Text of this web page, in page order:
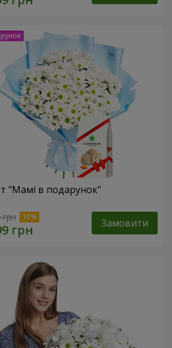
"Мамі в подарунок"
грн Замовити